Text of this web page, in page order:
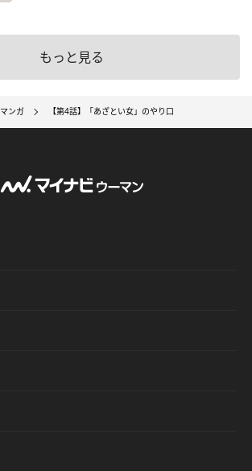
もっと見る
マンガ 【第4話】「あざとい女」のやり口